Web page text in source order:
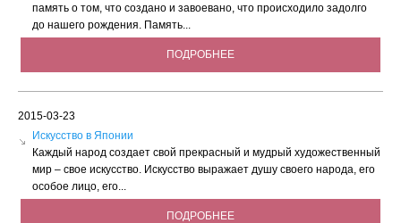
память о том, что создано и завоевано, что происходило задолго
до нашего рождения. Память...
ПОДРОБНЕЕ
2015-03-23
Искусство в Японии
Каждый народ создает свой прекрасный и мудрый художественный
мир – свое искусство. Искусство выражает душу своего народа, его
особое лицо, его...
ПОДРОБНЕЕ